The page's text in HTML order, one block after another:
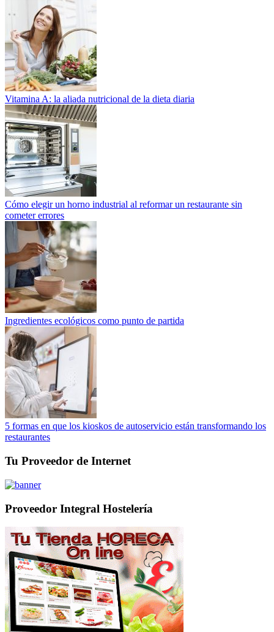
Vitamina A: la aliada nutricional de la dieta diaria
Cómo elegir un horno industrial al reformar un restaurante sin
cometer errores
Ingredientes ecológicos como punto de partida
5 formas en que los kioskos de autoservicio están transformando los
restaurantes
Tu Proveedor de Internet
Proveedor Integral Hostelería